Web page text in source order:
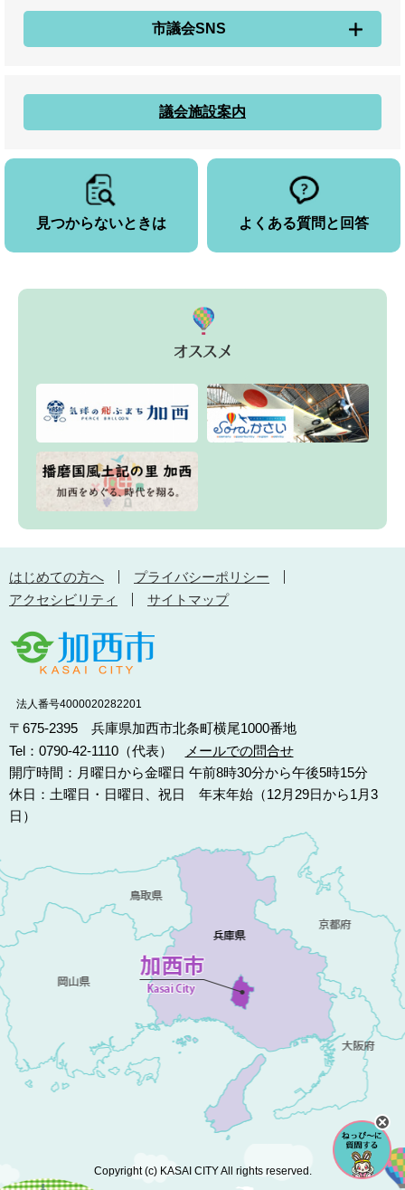
市議会SNS
議会施設案内
見つからないときは よくある質問と回答
はじめての方へ
プライバシーポリシー
アクセシビリティ
サイトマップ
法人番号4000020282201
〒675-2395 兵庫県加西市北条町横尾1000番地
Tel：0790-42-1110（代表）
メールでの問合せ
開庁時間：月曜日から金曜日 午前8時30分から午後5時15分
休日：土曜日・日曜日、祝日 年末年始（12月29日から1月3
日）
Copyright (c) KASAI CITY All rights reserved.